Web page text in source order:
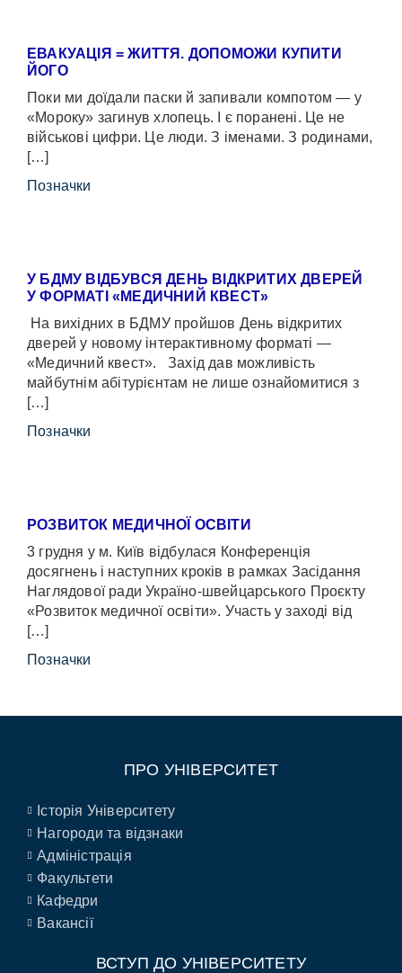
ЕВАКУАЦІЯ = ЖИТТЯ. ДОПОМОЖИ КУПИТИ
ЙОГО
Поки ми доїдали паски й запивали компотом — у
«Мороку» загинув хлопець. І є поранені. Це не
військові цифри. Це люди. З іменами. З родинами,
[…]
Позначки
У БДМУ ВІДБУВСЯ ДЕНЬ ВІДКРИТИХ ДВЕРЕЙ
У ФОРМАТІ «МЕДИЧНИЙ КВЕСТ»
На вихідних в БДМУ пройшов День відкритих
дверей у новому інтерактивному форматі —
«Медичний квест». Захід дав можливість
майбутнім абітурієнтам не лише ознайомитися з
[…]
Позначки
РОЗВИТОК МЕДИЧНОЇ ОСВІТИ
3 грудня у м. Київ відбулася Конференція
досягнень і наступних кроків в рамках Засідання
Наглядової ради Україно-швейцарського Проєкту
«Розвиток медичної освіти». Участь у заході від
[…]
Позначки
ПРО УНІВЕРСИТЕТ
Історія Університету
Нагороди та відзнаки
Адміністрація
Факультети
Кафедри
Вакансії
ВСТУП ДО УНІВЕРСИТЕТУ